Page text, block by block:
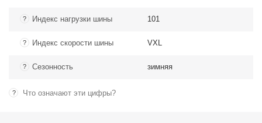
? Индекс нагрузки шины 101
? Индекс скорости шины VXL
? Сезонность зимняя
? Что означают эти цифры?